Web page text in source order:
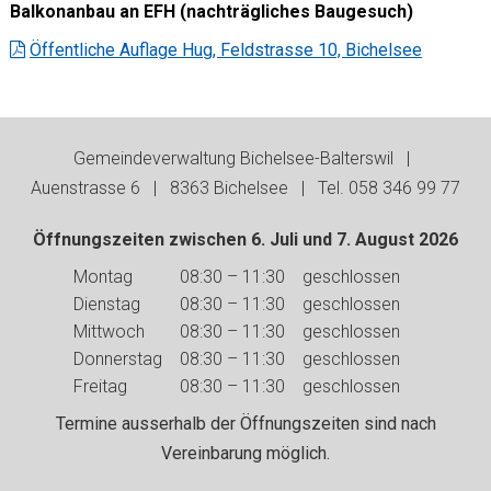
Balkonanbau an EFH (nachträgliches Baugesuch)
Öffentliche Auflage Hug, Feldstrasse 10, Bichelsee
Gemeindeverwaltung Bichelsee-Balterswil |
Auenstrasse 6 | 8363 Bichelsee | Tel. 058 346 99 77
Öffnungszeiten zwischen 6. Juli und 7. August 2026
Wochentag
Vormittag Nachmittag
Montag 08:30 – 11:30
geschlossen
Dienstag
08:30 – 11:30
geschlossen
Mittwoch
08:30 – 11:30
geschlossen
Donnerstag
08:30 – 11:30
geschlossen
Freitag
08:30 – 11:30
geschlossen
Termine ausserhalb der Öffnungszeiten sind nach
Vereinbarung möglich.